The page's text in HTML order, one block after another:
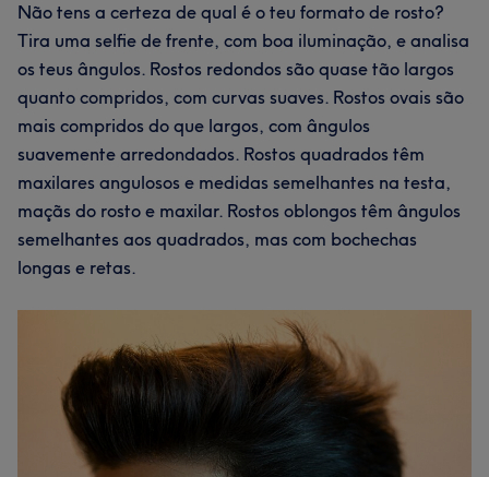
Não tens a certeza de qual é o teu formato de rosto?
Tira uma selfie de frente, com boa iluminação, e analisa
os teus ângulos. Rostos redondos são quase tão largos
quanto compridos, com curvas suaves. Rostos ovais são
mais compridos do que largos, com ângulos
suavemente arredondados. Rostos quadrados têm
maxilares angulosos e medidas semelhantes na testa,
maçãs do rosto e maxilar. Rostos oblongos têm ângulos
semelhantes aos quadrados, mas com bochechas
longas e retas.